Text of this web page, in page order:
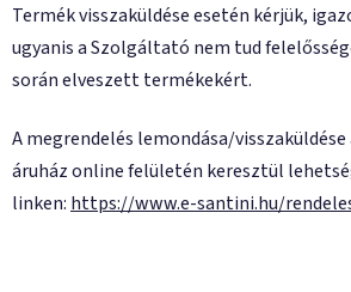
Termék visszaküldése esetén kérjük,
ugyanis a Szolgáltató nem tud
során elveszett termékekért.
A megrendelés lemondása/visszaküldése
áruház online felületén keresztül
linken: https://www.e-santini.hu/